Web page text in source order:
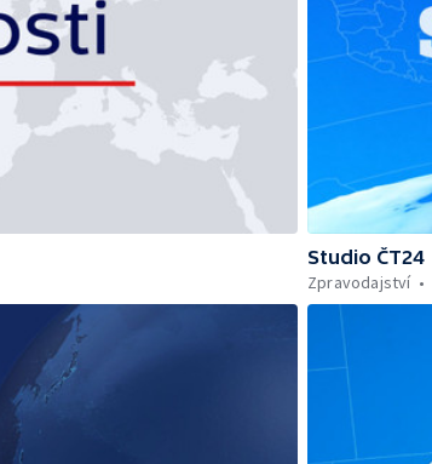
Studio ČT24
Zpravodajství